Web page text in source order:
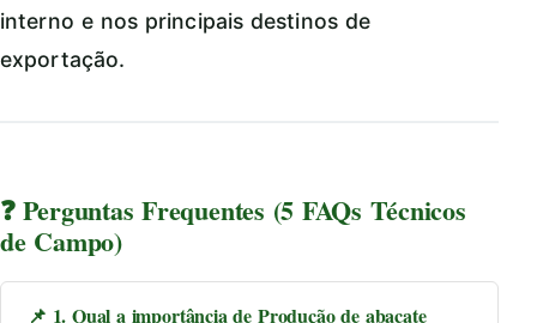
interno e nos principais destinos de
exportação.
❓ Perguntas Frequentes (5 FAQs Técnicos
de Campo)
📌 1. Qual a importância de Produção de abacate